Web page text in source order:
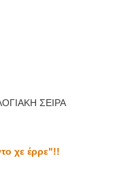
ΣΕΙΡΑ
χε έρρε"!!